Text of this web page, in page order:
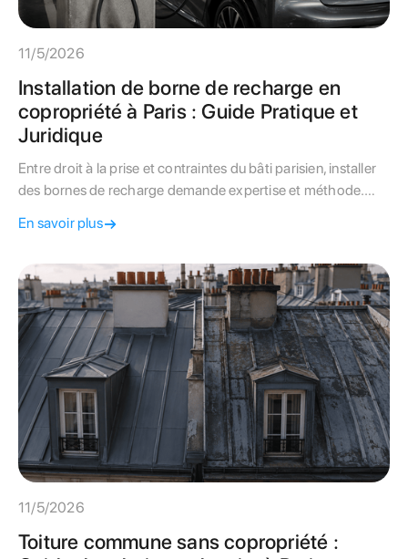
11/5/2026
Installation de borne de recharge en
copropriété à Paris : Guide Pratique et
Juridique
Entre droit à la prise et contraintes du bâti parisien, installer
des bornes de recharge demande expertise et méthode.
En savoir plus
11/5/2026
Toiture commune sans copropriété :